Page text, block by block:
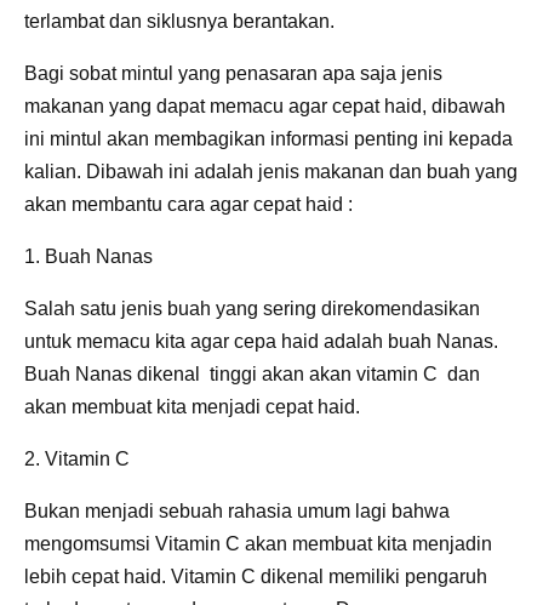
terlambat dan siklusnya berantakan.
Bagi sobat mintul yang penasaran apa saja jenis
makanan yang dapat memacu agar cepat haid, dibawah
ini mintul akan membagikan informasi penting ini kepada
kalian. Dibawah ini adalah jenis makanan dan buah yang
akan membantu cara agar cepat haid :
1. Buah Nanas
Salah satu jenis buah yang sering direkomendasikan
untuk memacu kita agar cepa haid adalah buah Nanas.
Buah Nanas dikenal tinggi akan akan vitamin C dan
akan membuat kita menjadi cepat haid.
2. Vitamin C
Bukan menjadi sebuah rahasia umum lagi bahwa
mengomsumsi Vitamin C akan membuat kita menjadin
lebih cepat haid. Vitamin C dikenal memiliki pengaruh